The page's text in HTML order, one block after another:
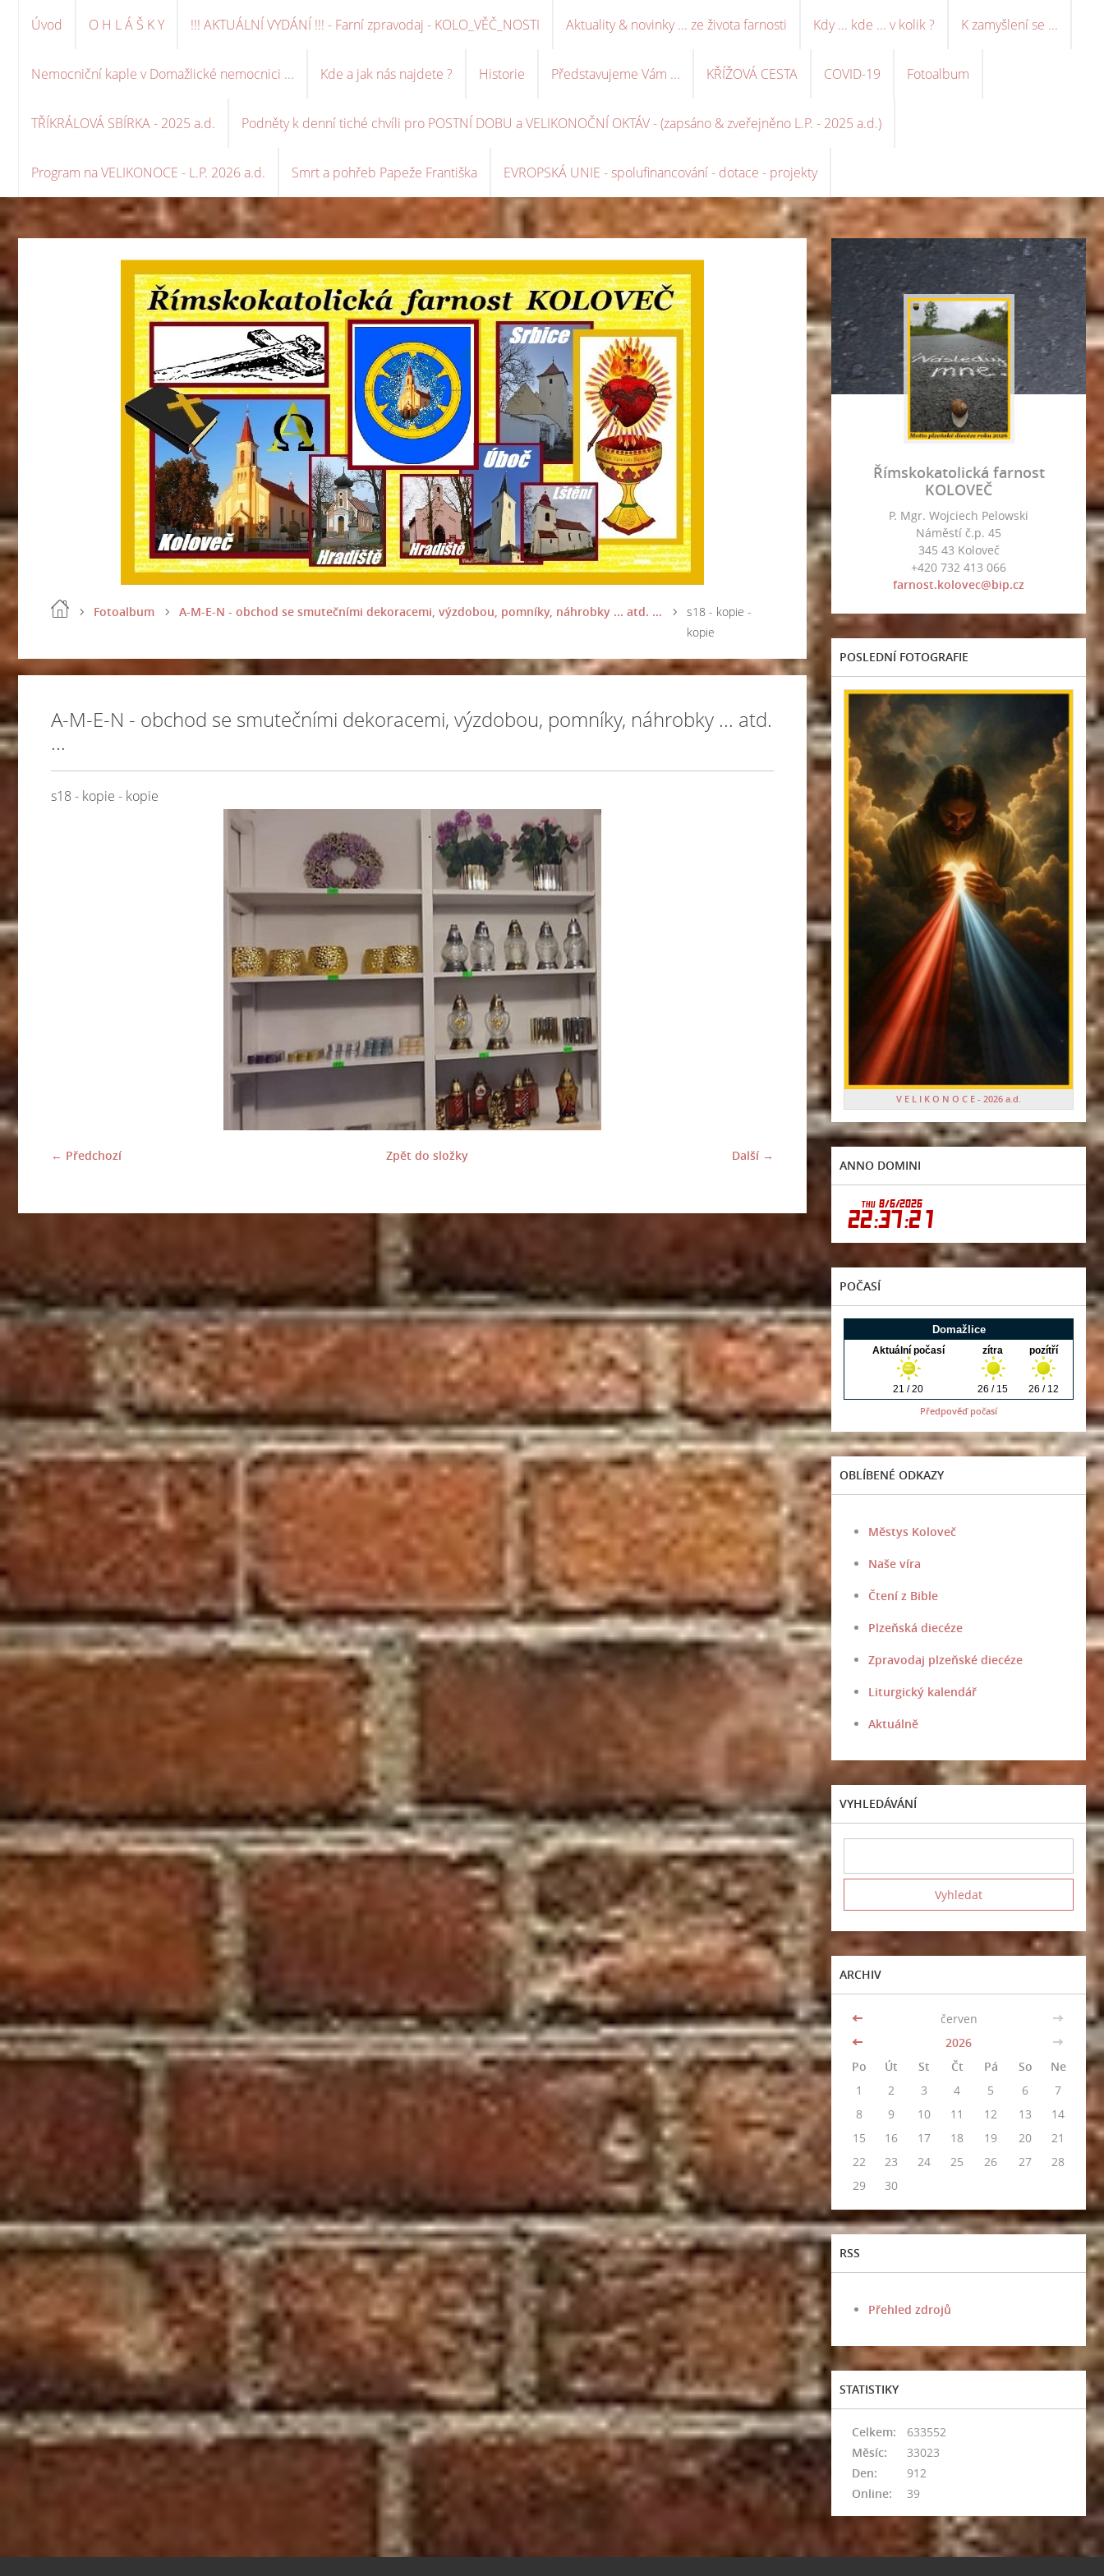
Úvod O H L Á Š K Y !!! AKTUÁLNÍ VYDÁNÍ !!! - Farní zpravodaj - KOLO_VĚČ_NOSTI Aktuality & novinky ... ze života farnosti Kdy ... kde ... v kolik ? K zamyšlení se ...
Nemocniční kaple v Domažlické nemocnici ... Kde a jak nás najdete ? Historie Představujeme Vám ... KŘÍŽOVÁ CESTA COVID-19 Fotoalbum
TŘÍKRÁLOVÁ SBÍRKA - 2025 a.d. Podněty k denní tiché chvíli pro POSTNÍ DOBU a VELIKONOČNÍ OKTÁV - (zapsáno & zveřejněno L.P. - 2025 a.d.)
Program na VELIKONOCE - L.P. 2026 a.d. Smrt a pohřeb Papeže Františka EVROPSKÁ UNIE - spolufinancování - dotace - projekty
Fotoalbum A-M-E-N - obchod se smutečními dekoracemi, výzdobou, pomníky, náhrobky ... atd. ...
s18 - kopie -
kopie
A-M-E-N - obchod se smutečními dekoracemi, výzdobou, pomníky, náhrobky ... atd.
...
s18 - kopie - kopie
← Předchozí Další →
Zpět do složky
Římskokatolická farnost
KOLOVEČ
P. Mgr. Wojciech Pelowski
Náměstí č.p. 45
345 43 Koloveč
+420 732 413 066
farnost.kolovec@bip.cz
POSLEDNÍ FOTOGRAFIE
V E L I K O N O C E - 2026 a.d.
ANNO DOMINI
POČASÍ
Předpověď počasí
OBLÍBENÉ ODKAZY
Městys Koloveč
Naše víra
Čtení z Bible
Plzeňská diecéze
Zpravodaj plzeňské diecéze
Liturgický kalendář
Aktuálně
VYHLEDÁVÁNÍ
ARCHIV
<< červen
>>
<<
2026
>>
Po
Út St Čt Pá So
Ne
1
2 3 4 5 6
7
8
9 10 11 12 13
14
15
16 17 18 19 20
21
22
23 24 25 26 27
28
29
30
RSS
Přehled zdrojů
STATISTIKY
Online: 39
Celkem:
633552
Měsíc:
33023
Den:
912